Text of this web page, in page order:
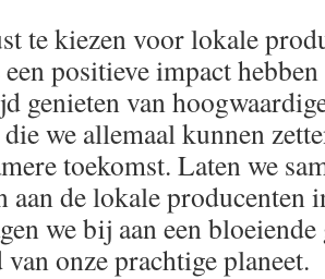
te kiezen voor lokale
positieve impact
genieten van
we allemaal kunnen
toekomst. Laten we
aan de lokale producenten
we bij aan een bloeiende
onze prachtige planeet.